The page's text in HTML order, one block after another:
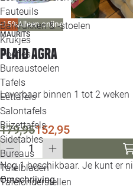
Fauteuils
Barkrukken & -stoelen
Krukjes
Poefjes
Bureaustoelen
Tafels
Eettafels
Salontafels
Bijzettafels
Sidetables
Bureaus
Tafelbladen
Tafelonderstellen
-15%Alleen online
MAURITS
Plaid Agra
Leverbaar binnen 1 tot 2 weken
179,95152,95
Nog 1 beschikbaar. Je kunt er
Omschrijving